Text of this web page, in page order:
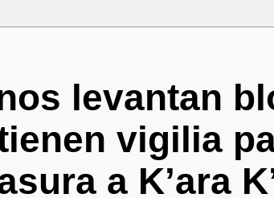
levantan
vigilia
a K’ara